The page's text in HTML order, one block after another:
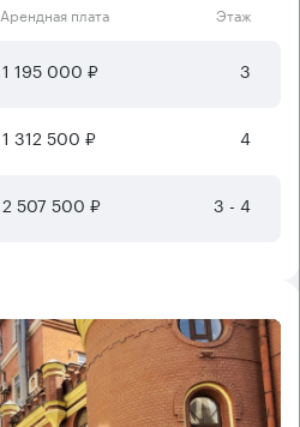
Арендная плата Этаж
1 195 000 ₽ 3
1 312 500 ₽ 4
2 507 500 ₽ 3 - 4